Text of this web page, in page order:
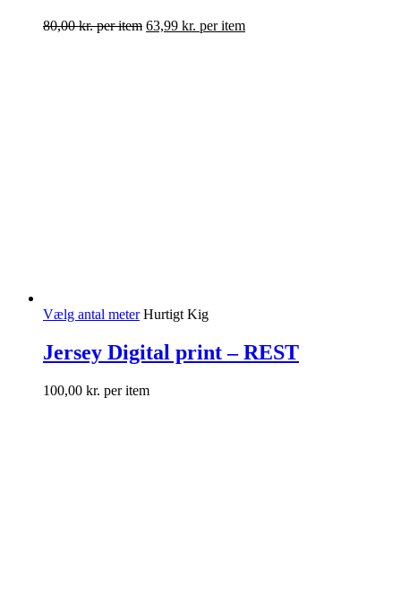
80,00kr.per item 63,99 kr. per item
Vælg antal meter Hurtigt Kig
Jersey Digital print – REST
100,00 kr. per item